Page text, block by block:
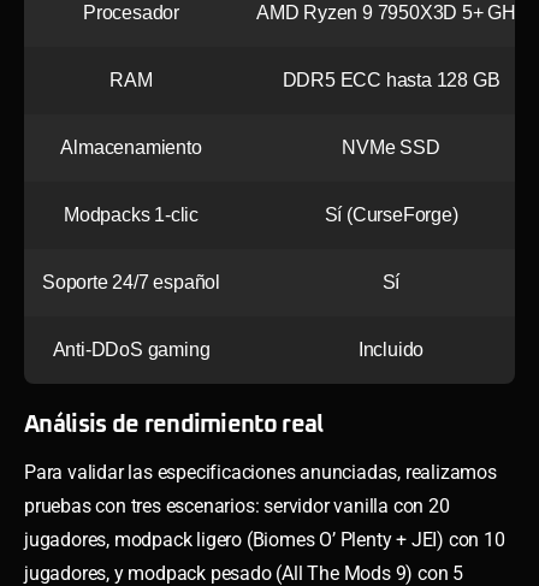
Procesador AMD Ryzen 9 7950X3D 5+ GHz
RAM DDR5 ECC hasta 128 GB
Almacenamiento NVMe SSD
Modpacks 1-clic Sí (CurseForge)
Soporte 24/7 español Sí
Anti-DDoS gaming Incluido
Análisis de rendimiento real
Para validar las especificaciones anunciadas, realizamos
pruebas con tres escenarios: servidor vanilla con 20
jugadores, modpack ligero (Biomes O’ Plenty + JEI) con 10
jugadores, y modpack pesado (All The Mods 9) con 5